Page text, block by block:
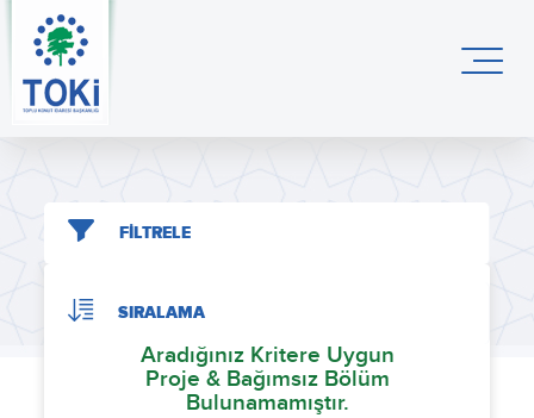
FİLTRELE
SIRALAMA
Aradığınız Kritere Uygun
Proje & Bağımsız Bölüm
Bulunamamıştır.